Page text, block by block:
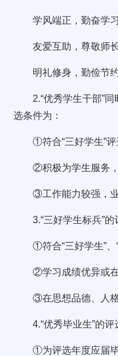
学风端正，勤奋学
友爱互助，尊敬师
明礼修身，勤俭节
2.“优秀学生干部”
选条件为：
①符合“三好学生”评
②积极为学生服务
③工作能力较强，
3.“三好学生标兵”的
①符合“三好学生”、
②学习成绩优异或
③在思想品德、人
4.“优秀毕业生”的评
①为评选年度应届